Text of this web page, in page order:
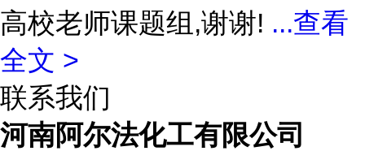
高校老师课题组,谢谢! ...查看
全文 >
联系我们
河南阿尔法化工有限公司